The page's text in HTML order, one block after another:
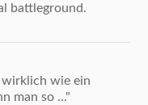
battleground.
wie ein
man so ..."